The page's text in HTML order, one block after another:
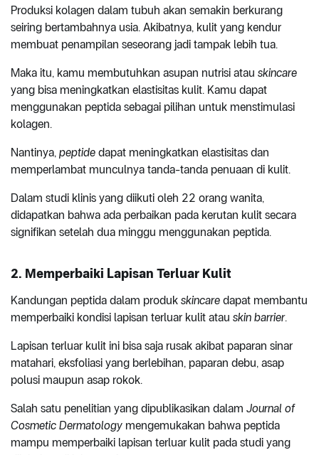
Produksi kolagen dalam tubuh akan semakin berkurang
seiring bertambahnya usia. Akibatnya, kulit yang kendur
membuat penampilan seseorang jadi tampak lebih tua.
Maka itu, kamu membutuhkan asupan nutrisi atau skincare
yang bisa meningkatkan elastisitas kulit. Kamu dapat
menggunakan peptida sebagai pilihan untuk menstimulasi
kolagen.
Nantinya, peptide dapat meningkatkan elastisitas dan
memperlambat munculnya tanda-tanda penuaan di kulit.
Dalam studi klinis yang diikuti oleh 22 orang wanita,
didapatkan bahwa ada perbaikan pada kerutan kulit secara
signifikan setelah dua minggu menggunakan peptida.
2. Memperbaiki Lapisan Terluar Kulit
Kandungan peptida dalam produk skincare dapat membantu
memperbaiki kondisi lapisan terluar kulit atau skin barrier.
Lapisan terluar kulit ini bisa saja rusak akibat paparan sinar
matahari, eksfoliasi yang berlebihan, paparan debu, asap
polusi maupun asap rokok.
Salah satu penelitian yang dipublikasikan dalam Journal of
Cosmetic Dermatology mengemukakan bahwa peptida
mampu memperbaiki lapisan terluar kulit pada studi yang